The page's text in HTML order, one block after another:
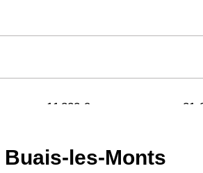
11 322 € 31
11 141 €
Buais-les-Monts